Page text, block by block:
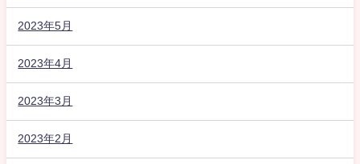
2023年5月
2023年4月
2023年3月
2023年2月